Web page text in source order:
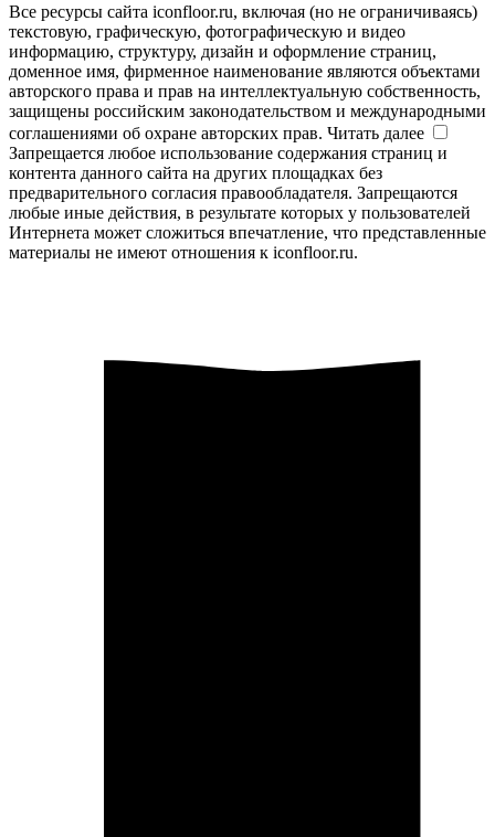
Все ресурсы сайта iconfloor.ru, включая (но не ограничиваясь)
текстовую, графическую, фотографическую и видео
информацию, структуру, дизайн и оформление страниц,
доменное имя, фирменное наименование являются объектами
авторского права и прав на интеллектуальную собственность,
защищены российским законодательством и международными
соглашениями об охране авторских прав. Читать далее
Запрещается любое использование содержания страниц и
контента данного сайта на других площадках без
предварительного согласия правообладателя. Запрещаются
любые иные действия, в результате которых у пользователей
Интернета может сложиться впечатление, что представленные
материалы не имеют отношения к iconfloor.ru.